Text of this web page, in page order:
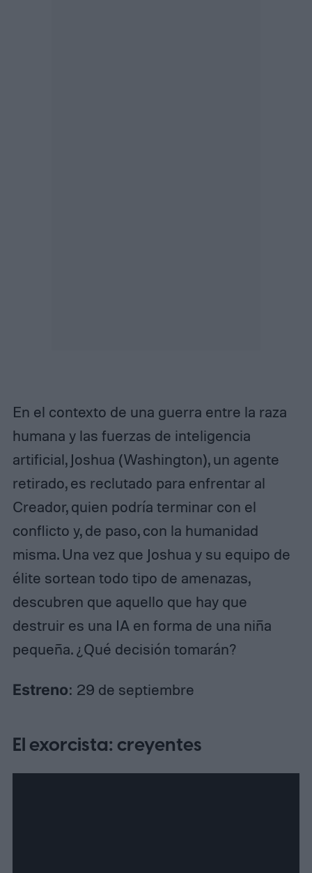
En el contexto de una guerra entre la raza
humana y las fuerzas de inteligencia
artificial, Joshua (Washington), un agente
retirado, es reclutado para enfrentar al
Creador, quien podría terminar con el
conflicto y, de paso, con la humanidad
misma. Una vez que Joshua y su equipo de
élite sortean todo tipo de amenazas,
descubren que aquello que hay que
destruir es una IA en forma de una niña
pequeña. ¿Qué decisión tomarán?
Estreno: 29 de septiembre
El exorcista: creyentes